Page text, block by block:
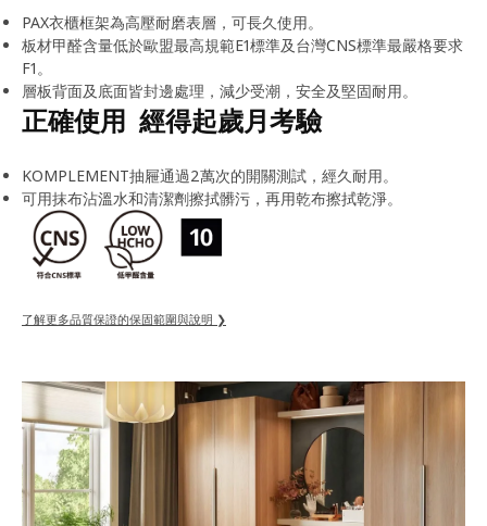
PAX衣櫃框架為高壓耐磨表層，可長久使用。
板材甲醛含量低於歐盟最高規範E1標準及台灣CNS標準最嚴格要求
F1。
層板背面及底面皆封邊處理，減少受潮，安全及堅固耐用。
正確使用 經得起歲月考驗
KOMPLEMENT抽屜通過2萬次的開關測試，經久耐用。
可用抹布沾溫水和清潔劑擦拭髒污，再用乾布擦拭乾淨。
了解更多品質保證的保固範圍與說明 ❯